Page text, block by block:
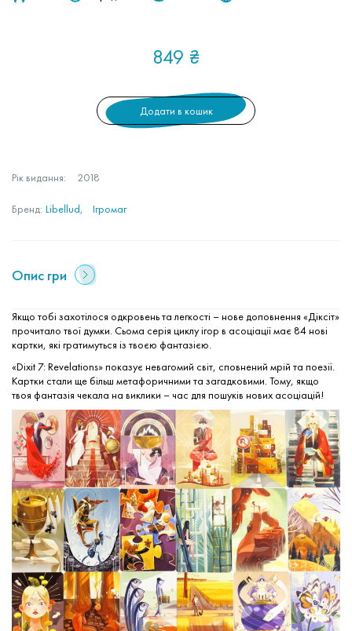
849 ₴
Додати в кошик
Рік видання: 2018
Бренд: Libellud Ігромаг
Опис гри
Якщо тобі захотілося одкровень та легкості – нове доповнення «Діксіт»
прочитало твої думки. Сьома серія циклу ігор в асоціації має 84 нові
картки, які гратимуться із твоєю фантазією.
«Dixit 7: Revelations» показує невагомий світ, сповнений мрій та поезії.
Картки стали ще більш метафоричними та загадковими. Тому, якщо
твоя фантазія чекала на виклики – час для пошуків нових асоціацій!